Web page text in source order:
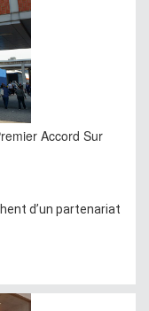
Accord Sur
d’un partenariat